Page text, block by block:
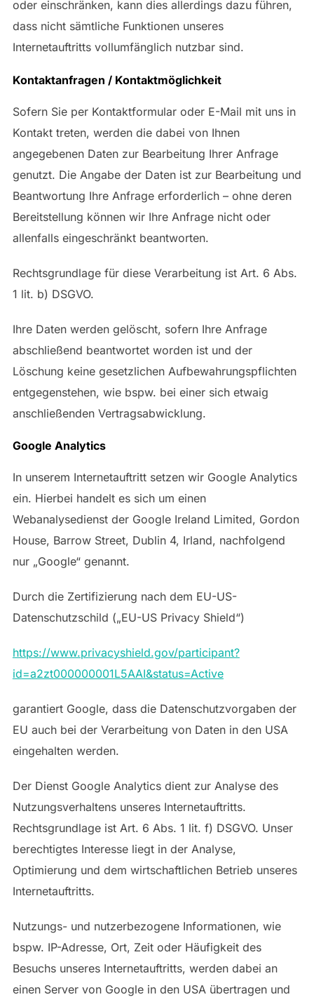
oder einschränken, kann dies allerdings dazu führen,
dass nicht sämtliche Funktionen unseres
Internetauftritts vollumfänglich nutzbar sind.
Kontaktanfragen / Kontaktmöglichkeit
Sofern Sie per Kontaktformular oder E-Mail mit uns in
Kontakt treten, werden die dabei von Ihnen
angegebenen Daten zur Bearbeitung Ihrer Anfrage
genutzt. Die Angabe der Daten ist zur Bearbeitung und
Beantwortung Ihre Anfrage erforderlich – ohne deren
Bereitstellung können wir Ihre Anfrage nicht oder
allenfalls eingeschränkt beantworten.
Rechtsgrundlage für diese Verarbeitung ist Art. 6 Abs.
1 lit. b) DSGVO.
Ihre Daten werden gelöscht, sofern Ihre Anfrage
abschließend beantwortet worden ist und der
Löschung keine gesetzlichen Aufbewahrungspflichten
entgegenstehen, wie bspw. bei einer sich etwaig
anschließenden Vertragsabwicklung.
Google Analytics
In unserem Internetauftritt setzen wir Google Analytics
ein. Hierbei handelt es sich um einen
Webanalysedienst der Google Ireland Limited, Gordon
House, Barrow Street, Dublin 4, Irland, nachfolgend
nur „Google“ genannt.
Durch die Zertifizierung nach dem EU-US-
Datenschutzschild („EU-US Privacy Shield“)
https://www.privacyshield.gov/participant?
id=a2zt000000001L5AAI&status=Active
garantiert Google, dass die Datenschutzvorgaben der
EU auch bei der Verarbeitung von Daten in den USA
eingehalten werden.
Der Dienst Google Analytics dient zur Analyse des
Nutzungsverhaltens unseres Internetauftritts.
Rechtsgrundlage ist Art. 6 Abs. 1 lit. f) DSGVO. Unser
berechtigtes Interesse liegt in der Analyse,
Optimierung und dem wirtschaftlichen Betrieb unseres
Internetauftritts.
Nutzungs- und nutzerbezogene Informationen, wie
bspw. IP-Adresse, Ort, Zeit oder Häufigkeit des
Besuchs unseres Internetauftritts, werden dabei an
einen Server von Google in den USA übertragen und